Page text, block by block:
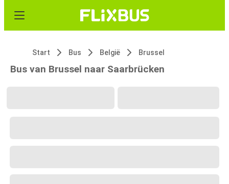
Start Bus België Brussel
Bus van Brussel naar Saarbrücken